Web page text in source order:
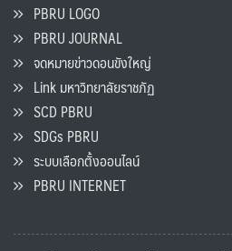
PBRU LOGO
PBRU JOURNAL
จดหมายข่าวดอนขังใหญ่
Link มหาวิทยาลัยราชภัฏ
SCD PBRU
SDGs PBRU
ระบบเลือกตั้งออนไลน์
PBRU INTERNET